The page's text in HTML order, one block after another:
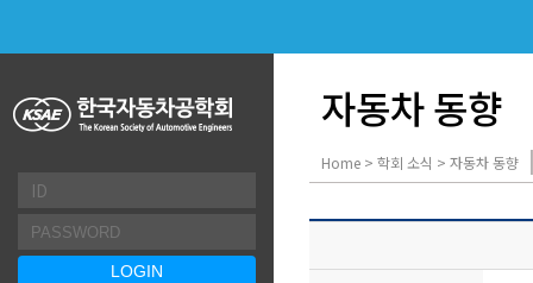
자동차 동향
Home > 학회 소식 > 자동차 동향